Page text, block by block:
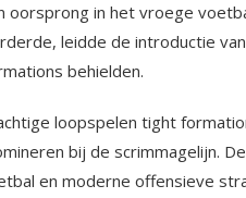
oorsprong in het vroege
leidde de introductie
behielden.
loopspelen tight
bij de scrimmagelijn.
en moderne offensieve